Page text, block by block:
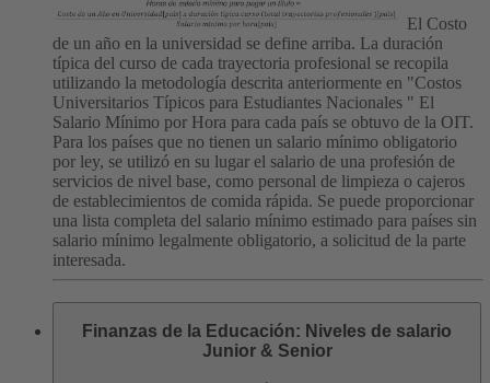
El Costo
de un año en la universidad se define arriba. La duración
típica del curso de cada trayectoria profesional se recopila
utilizando la metodología descrita anteriormente en "Costos
Universitarios Típicos para Estudiantes Nacionales " El
Salario Mínimo por Hora para cada país se obtuvo de la OIT.
Para los países que no tienen un salario mínimo obligatorio
por ley, se utilizó en su lugar el salario de una profesión de
servicios de nivel base, como personal de limpieza o cajeros
de establecimientos de comida rápida. Se puede proporcionar
una lista completa del salario mínimo estimado para países sin
salario mínimo legalmente obligatorio, a solicitud de la parte
interesada.
Finanzas de la Educación: Niveles de salario
Junior & Senior